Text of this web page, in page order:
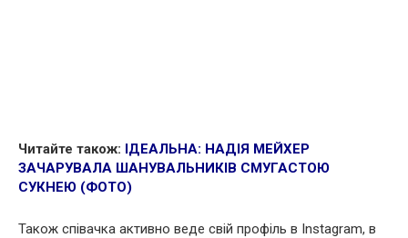
Читайте також: ІДЕАЛЬНА: НАДІЯ МЕЙХЕР
ЗАЧАРУВАЛА ШАНУВАЛЬНИКІВ СМУГАСТОЮ
СУКНЕЮ (ФОТО)
Також співачка активно веде свій профіль в Instagram, в